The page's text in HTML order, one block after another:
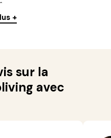
de-France. Que vous
de plusieurs
quartiers offrent
plus au calme,
de proximité, leur
résidentielle.
+
sur la
avec